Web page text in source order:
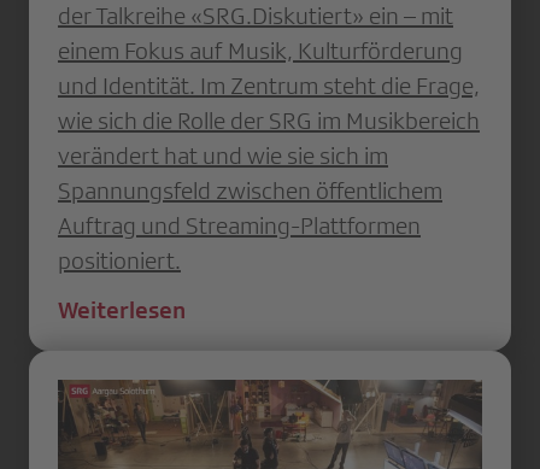
der Talkreihe «SRG.Diskutiert» ein – mit
einem Fokus auf Musik, Kulturförderung
und Identität. Im Zentrum steht die Frage,
wie sich die Rolle der SRG im Musikbereich
verändert hat und wie sie sich im
Spannungsfeld zwischen öffentlichem
Auftrag und Streaming-Plattformen
positioniert.
Weiterlesen